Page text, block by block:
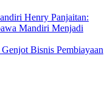
Henry Panjaitan:
Mandiri Menjadi
Bisnis Pembiayaan